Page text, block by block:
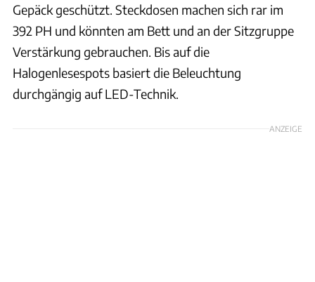
Gepäck geschützt. Steckdosen machen sich rar im
392 PH und könnten am Bett und an der Sitzgruppe
Verstärkung gebrauchen. Bis auf die
Halogenlesespots basiert die Beleuchtung
durchgängig auf LED-Technik.
ANZEIGE